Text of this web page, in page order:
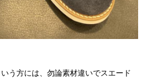
う方には、勿論素材違いでスエード